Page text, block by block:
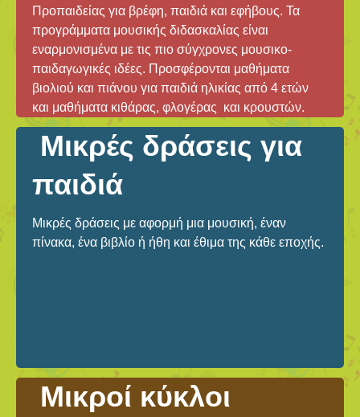
Προπαιδείας για βρέφη, παιδιά και εφήβους. Τα
προγράμματα μουσικής διδασκαλίας είναι
εναρμονισμένα με τις πιο σύγχρονες μουσικο-
παιδαγωγικές ιδέες. Προσφέρονται μαθήματα
βιολιού και πιάνου για παιδιά ηλικίας από 4 ετών
και μαθήματα κιθάρας, φλογέρας και κρουστών.
Μικρές δράσεις για
παιδιά
Μικρές δράσεις με αφορμή μια μουσική, έναν
πίνακα, ένα βιβλίο ή ήθη και έθιμα της κάθε εποχής.
Μικροί κύκλοι